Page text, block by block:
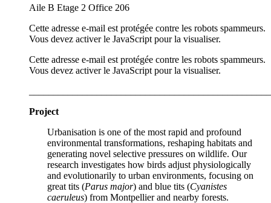
Aile B Etage 2 Office 206
Cette adresse e-mail est protégée contre les robots spammeurs.
Vous devez activer le JavaScript pour la visualiser.
Cette adresse e-mail est protégée contre les robots spammeurs.
Vous devez activer le JavaScript pour la visualiser.
Project
Urbanisation is one of the most rapid and profound
environmental transformations, reshaping habitats and
generating novel selective pressures on wildlife. Our
research investigates how birds adjust physiologically
and evolutionarily to urban environments, focusing on
great tits (Parus major) and blue tits (Cyanistes
caeruleus) from Montpellier and nearby forests.